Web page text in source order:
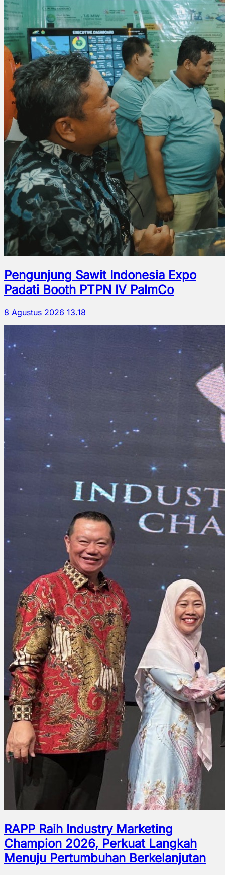
Pengunjung Sawit Indonesia Expo
Padati Booth PTPN IV PalmCo
8 Agustus 2026 13.18
RAPP Raih Industry Marketing
Champion 2026, Perkuat Langkah
Menuju Pertumbuhan Berkelanjutan